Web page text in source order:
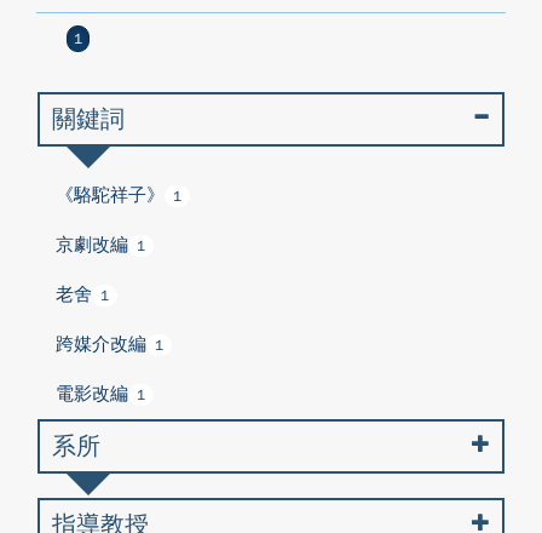
1
關鍵詞
《駱駝祥子》 1
京劇改編 1
老舍 1
跨媒介改編 1
電影改編 1
系所
指導教授